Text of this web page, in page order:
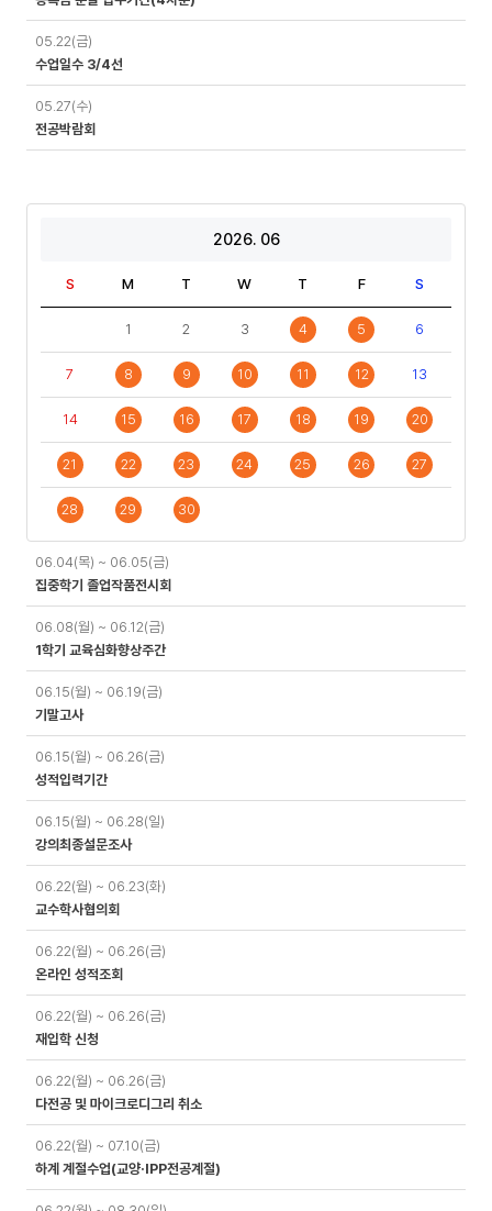
05.22(금)
수업일수 3/4선
05.27(수)
전공박람회
2026. 06
S M T W T F S
1 2 3 4 5 6
7 8 9 10 11 12 13
14 15 16 17 18 19 20
21 22 23 24 25 26 27
28 29 30
정
06.04(목) ~ 06.05(금)
집중학기 졸업작품전시회
06.08(월) ~ 06.12(금)
1학기 교육심화향상주간
06.15(월) ~ 06.19(금)
기말고사
06.15(월) ~ 06.26(금)
성적입력기간
06.15(월) ~ 06.28(일)
강의최종설문조사
06.22(월) ~ 06.23(화)
교수학사협의회
06.22(월) ~ 06.26(금)
온라인 성적조회
06.22(월) ~ 06.26(금)
재입학 신청
06.22(월) ~ 06.26(금)
다전공 및 마이크로디그리 취소
06.22(월) ~ 07.10(금)
하계 계절수업(교양·IPP전공계절)